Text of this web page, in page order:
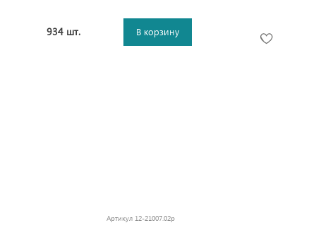
934 шт. В корзину
Артикул 12-21007.02p